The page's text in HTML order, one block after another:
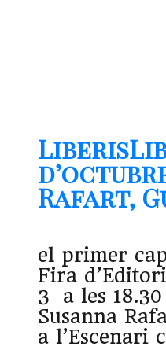
Rafart,
el primer
Fira
3 a les
Susanna
a l’Escenari